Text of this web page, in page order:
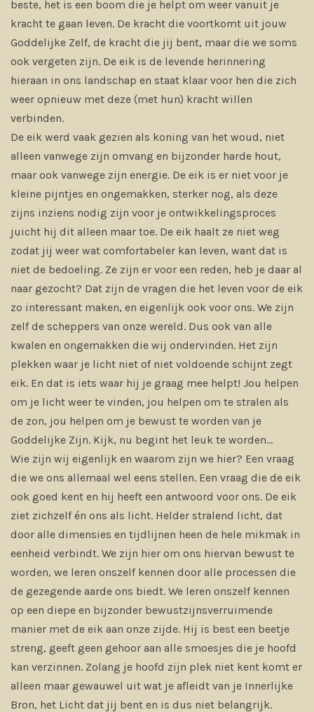
beste, het is een boom die je helpt om weer vanuit je
kracht te gaan leven. De kracht die voortkomt uit jouw
Goddelijke Zelf, de kracht die jij bent, maar die we soms
ook vergeten zijn. De eik is de levende herinnering
hieraan in ons landschap en staat klaar voor hen die zich
weer opnieuw met deze (met hun) kracht willen
verbinden.
De eik werd vaak gezien als koning van het woud, niet
alleen vanwege zijn omvang en bijzonder harde hout,
maar ook vanwege zijn energie. De eik is er niet voor je
kleine pijntjes en ongemakken, sterker nog, als deze
zijns inziens nodig zijn voor je ontwikkelingsproces
juicht hij dit alleen maar toe. De eik haalt ze niet weg
zodat jij weer wat comfortabeler kan leven, want dat is
niet de bedoeling. Ze zijn er voor een reden, heb je daar al
naar gezocht? Dat zijn de vragen die het leven voor de eik
zo interessant maken, en eigenlijk ook voor ons. We zijn
zelf de scheppers van onze wereld. Dus ook van alle
kwalen en ongemakken die wij ondervinden. Het zijn
plekken waar je licht niet of niet voldoende schijnt zegt
eik. En dat is iets waar hij je graag mee helpt! Jou helpen
om je licht weer te vinden, jou helpen om te stralen als
de zon, jou helpen om je bewust te worden van je
Goddelijke Zijn. Kijk, nu begint het leuk te worden...
Wie zijn wij eigenlijk en waarom zijn we hier? Een vraag
die we ons allemaal wel eens stellen. Een vraag die de eik
ook goed kent en hij heeft een antwoord voor ons. De eik
ziet zichzelf én ons als licht. Helder stralend licht, dat
door alle dimensies en tijdlijnen heen de hele mikmak in
eenheid verbindt. We zijn hier om ons hiervan bewust te
worden, we leren onszelf kennen door alle processen die
de gezegende aarde ons biedt. We leren onszelf kennen
op een diepe en bijzonder bewustzijnsverruimende
manier met de eik aan onze zijde. Hij is best een beetje
streng, geeft geen gehoor aan alle smoesjes die je hoofd
kan verzinnen. Zolang je hoofd zijn plek niet kent komt er
alleen maar gewauwel uit wat je afleidt van je Innerlijke
Bron, het Licht dat jij bent en is dus niet belangrijk.